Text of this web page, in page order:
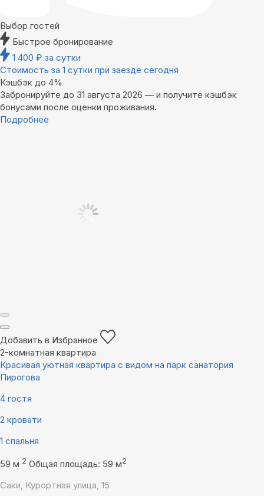
Выбор гостей
Быстрое бронирование
1 400 ₽ за сутки
Стоимость за 1 сутки при заезде сегодня
Кэшбэк до 4%
Забронируйте до 31 августа 2026 — и получите кэшбэк
бонусами после оценки проживания.
Подробнее
Добавить в Избранное
2-комнатная квартира
Красивая уютная квартира с видом на парк санатория
Пирогова
4 гостя
2 кровати
1 спальня
59 м 2 Общая площадь: 59 м2
Саки, Курортная улица, 15